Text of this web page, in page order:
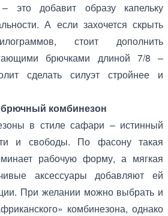
это добавит образу капельку
А если захочется скрыть
стоит дополнить
брючками длиной 7/8 –
сделать силуэт стройнее и
брючный комбинезон
в стиле сафари – истинный
и свободы. По фасону такая
рабочую форму, а мягкая
аксессуары добавляют ей
При желании можно выбрать и
комбинезона, однако